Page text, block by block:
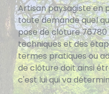
Artisan paysagiste en
toute demande quel
pose de clôture
techniques et des
termes pratiques ou
de clôture doit ainsi
c'est lui qui va